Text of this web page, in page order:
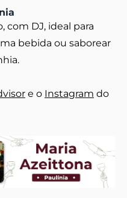
com DJ, ideal para
bebida ou saborear
e o Instagram do